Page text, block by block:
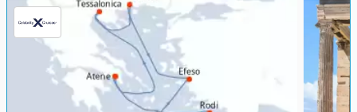
Porti Compagnie
Ricerca